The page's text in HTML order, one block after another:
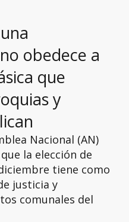
obedece a
que
y
Nacional (AN)
la elección de
tiene como
justicia y
comunales del